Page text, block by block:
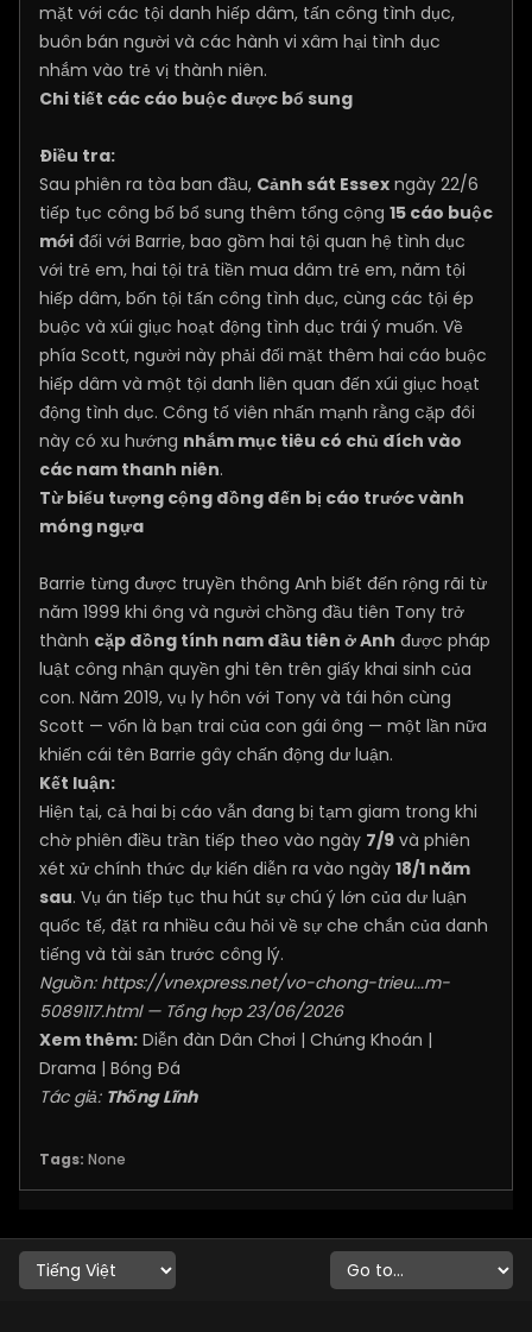
mặt với các tội danh hiếp dâm, tấn công tình dục,
buôn bán người và các hành vi xâm hại tình dục
nhắm vào trẻ vị thành niên.
Chi tiết các cáo buộc được bổ sung
Điều tra:
Sau phiên ra tòa ban đầu, Cảnh sát Essex ngày 22/6
tiếp tục công bố bổ sung thêm tổng cộng 15 cáo buộc
mới đối với Barrie, bao gồm hai tội quan hệ tình dục
với trẻ em, hai tội trả tiền mua dâm trẻ em, năm tội
hiếp dâm, bốn tội tấn công tình dục, cùng các tội ép
buộc và xúi giục hoạt động tình dục trái ý muốn. Về
phía Scott, người này phải đối mặt thêm hai cáo buộc
hiếp dâm và một tội danh liên quan đến xúi giục hoạt
động tình dục. Công tố viên nhấn mạnh rằng cặp đôi
này có xu hướng nhắm mục tiêu có chủ đích vào
các nam thanh niên.
Từ biểu tượng cộng đồng đến bị cáo trước vành
móng ngựa
Barrie từng được truyền thông Anh biết đến rộng rãi từ
năm 1999 khi ông và người chồng đầu tiên Tony trở
thành cặp đồng tính nam đầu tiên ở Anh được pháp
luật công nhận quyền ghi tên trên giấy khai sinh của
con. Năm 2019, vụ ly hôn với Tony và tái hôn cùng
Scott — vốn là bạn trai của con gái ông — một lần nữa
khiến cái tên Barrie gây chấn động dư luận.
Kết luận:
Hiện tại, cả hai bị cáo vẫn đang bị tạm giam trong khi
chờ phiên điều trần tiếp theo vào ngày 7/9 và phiên
xét xử chính thức dự kiến diễn ra vào ngày 18/1 năm
sau. Vụ án tiếp tục thu hút sự chú ý lớn của dư luận
quốc tế, đặt ra nhiều câu hỏi về sự che chắn của danh
tiếng và tài sản trước công lý.
Nguồn: https://vnexpress.net/vo-chong-trieu...m-
5089117.html— Tổng hợp 23/06/2026
Xem thêm: Diễn đàn Dân Chơi | Chứng Khoán |
Drama | Bóng Đá
Tác giả: Thống Lĩnh
Tags: None